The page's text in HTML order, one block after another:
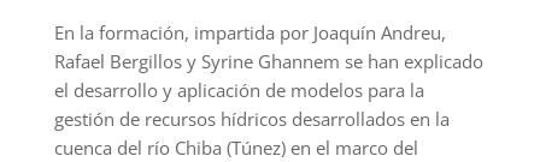
En la formación, impartida por Joaquín Andreu,
Rafael Bergillos y Syrine Ghannem se han explicado
el desarrollo y aplicación de modelos para la
gestión de recursos hídricos desarrollados en la
cuenca del río Chiba (Túnez) en el marco del